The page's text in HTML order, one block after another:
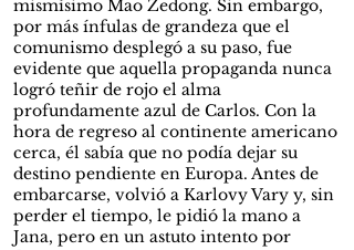
mismísimo Mao Zedong. Sin embargo,
por más ínfulas de grandeza que el
comunismo desplegó a su paso, fue
evidente que aquella propaganda nunca
logró teñir de rojo el alma
profundamente azul de Carlos. Con la
hora de regreso al continente americano
cerca, él sabía que no podía dejar su
destino pendiente en Europa. Antes de
embarcarse, volvió a Karlovy Vary y, sin
perder el tiempo, le pidió la mano a
Jana, pero en un astuto intento por